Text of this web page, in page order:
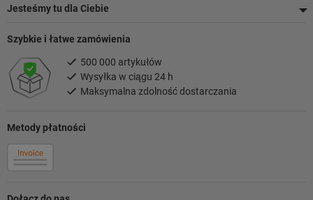
Jesteśmy tu dla Ciebie
Metody płatności
Szybkie i łatwe zamówienia
500 000 artykułów
Wysyłka w ciągu 24 h
Maksymalna zdolność dostarczania